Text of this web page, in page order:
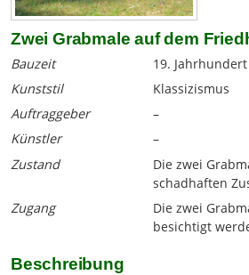
Zwei Grabmale auf dem
Bauzeit
19. Jahrhundert
Kunststil
Klassizismus
Auftraggeber
–
Künstler
–
Zustand
Die zwei
schadhaften
Zugang
Die zwei
besichtigt
Beschreibung